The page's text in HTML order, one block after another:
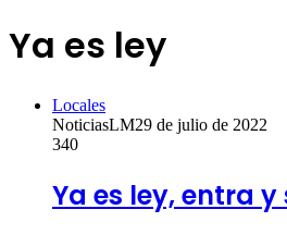
Ya es ley
Locales
NoticiasLM29 de julio de 2022
340
Ya es ley, entra